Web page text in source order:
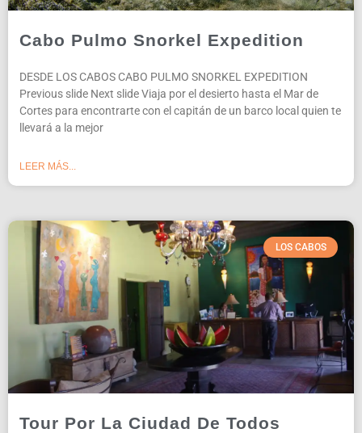
Cabo Pulmo Snorkel Expedition
DESDE LOS CABOS CABO PULMO SNORKEL EXPEDITION
Previous slide Next slide Viaja por el desierto hasta el Mar de
Cortes para encontrarte con el capitán de un barco local quien te
llevará a la mejor
LEER MÁS...
LOS CABOS
Tour Por La Ciudad De Todos